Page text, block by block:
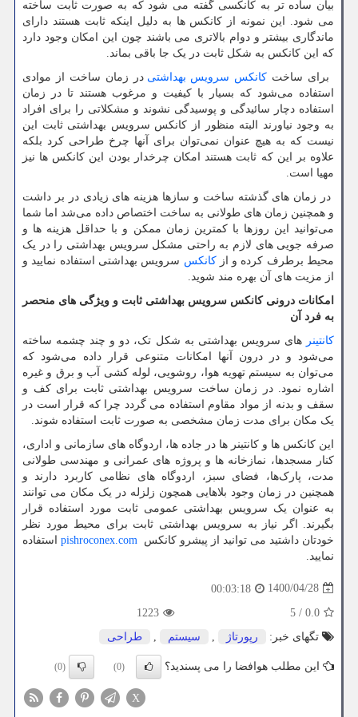
بیان ساده تر به کانکسی گفته می شود که به صورت ثابت ساخته
می شود. این نمونه از کانکس ها به دلیل اینکه ثابت هستند دارای
ماندگاری بیشتر و دوام بالاتری می باشند چون این امکان وجود دارد
که این کانکس به شکل ثابت در یک جا باقی بماند.
برای ساخت کانکس سرویس بهداشتی در زمان ساخت از موادی
استفاده می‌شود که بسیار با کیفیت و مرغوب هستند تا در زمان
استفاده دچار سائیدگی و پوسیدگی نشوند و مشکلاتی را برای افراد
به وجود نیاورند البته منظور از کانکس سرویس بهداشتی ثابت این
نیست که به هیچ عنوان نمی‌توان برای آنها چرخ طراحی کرد بلکه
علاوه بر این که ثابت هستند امکان چرخدار بودن این کانکس ها نیز
مهیا است.
در زمان های گذشته ساخت و سازها هزینه های زیادی در بر داشت
و همچنین زمان های طولانی به ساخت اختصاص داده می‌شد اما شما
می‌توانید این روزها با کمترین زمان ممکن و با حداقل هزینه ها و
صرفه جویی های لازم به راحتی مشکل سرویس بهداشتی را در یک
محیط برطرف کرده و ازکانکس سرویس بهداشتی استفاده نمایید و
از مزیت های آن بهره مند شوید.
امکانات درونی کانکس سرویس بهداشتی ثابت و ویژگی های منحصر
به فرد آن
کانتینر های سرویس بهداشتی به شکل تک، دو و چند چشمه ساخته
می‌شود و در درون آنها امکانات متنوعی قرار داده می‌شود که
می‌توان به سیستم تهویه هوا، روشویی، لوله کشی آب و برق و غیره
اشاره نمود. در زمان ساخت سرویس بهداشتی ثابت برای کف و
سقف و بدنه از مواد مقاوم استفاده می گردد چرا که قرار است در
یک مکان برای مدت زمان مشخصی به صورت ثابت استفاده شوند.
این کانکس ها و کانتینر ها در جاده ها، اردوگاه های سازمانی و اداری،
کنار مسجدها، نمازخانه ها و پروژه های عمرانی و مهندسی طولانی
مدت، پارک‌ها، فضای سبز، اردوگاه های نظامی کاربرد دارند و
همچنین در زمان وجود بلاهایی همچون زلزله در یک مکان می توانند
به عنوان یک سرویس بهداشتی عمومی ثابت مورد استفاده قرار
بگیرند. اگر نیاز به سرویس بهداشتی ثابت برای محیط مورد نظر
خودتان داشتید می توانید از پیشرو کانکس pishroconex.com استفاده
نمایید.
1400/04/28
00:03:18
0.0
/
5
1223
تگهای خبر:
رپورتاژ , سیستم , طراحی
این مطلب هوافضا را می پسندید؟ (0)
(0)
X